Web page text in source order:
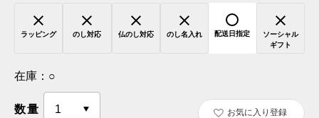
ラッピング のし対応 仏のし対応 のし名入れ 配送日指定
ソーシャル
ギフト
在庫： ○
数量 お気に入り登録